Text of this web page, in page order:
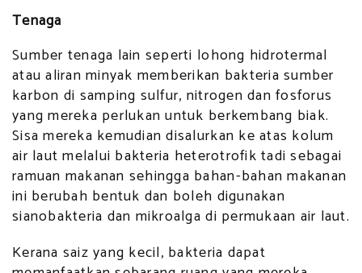
Tenaga
Sumber tenaga lain seperti lohong hidrotermal
atau aliran minyak memberikan bakteria sumber
karbon di samping sulfur, nitrogen dan fosforus
yang mereka perlukan untuk berkembang biak.
Sisa mereka kemudian disalurkan ke atas kolum
air laut melalui bakteria heterotrofik tadi sebagai
ramuan makanan sehingga bahan-bahan makanan
ini berubah bentuk dan boleh digunakan
sianobakteria dan mikroalga di permukaan air laut.
Kerana saiz yang kecil, bakteria dapat